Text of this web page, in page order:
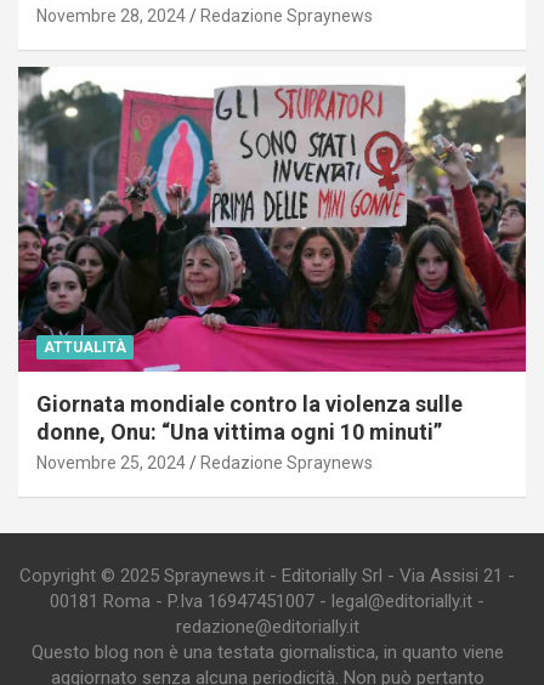
Novembre 28, 2024 Redazione Spraynews
ATTUALITÀ
Giornata mondiale contro la violenza sulle
donne, Onu: “Una vittima ogni 10 minuti”
Novembre 25, 2024 Redazione Spraynews
Copyright © 2025 Spraynews.it - Editorially Srl - Via Assisi 21 -
00181 Roma - P.Iva 16947451007 - legal@editorially.it -
redazione@editorially.it
Questo blog non è una testata giornalistica, in quanto viene
aggiornato senza alcuna periodicità. Non può pertanto